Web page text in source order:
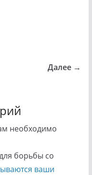
Далее →
необходимо
борьбы со
ваши